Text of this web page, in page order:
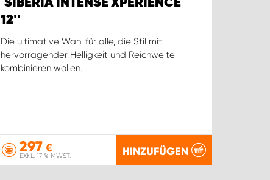
SIBERIA INTENSE XPERIENCE
12''
Die ultimative Wahl für alle, die Stil mit
hervorragender Helligkeit und Reichweite
kombinieren wollen.
297 €
EXKL. 17 % MWST. HINZUFÜGEN